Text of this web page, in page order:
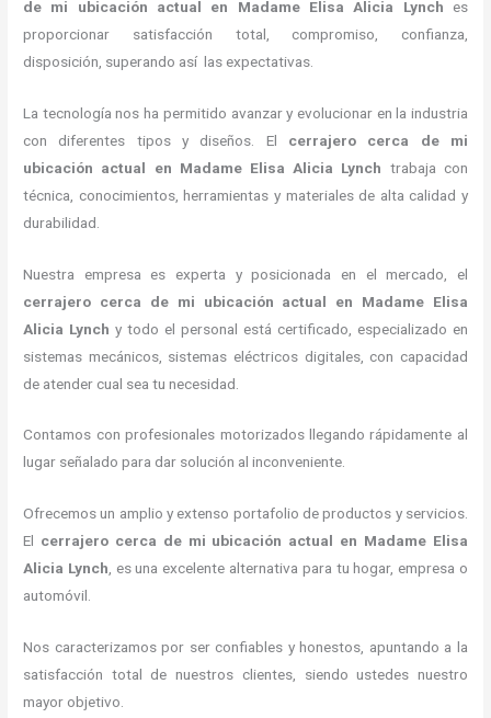
de mi ubicación actual en Madame Elisa Alicia Lynch es
proporcionar satisfacción total, compromiso, confianza,
disposición, superando así las expectativas.
La tecnología nos ha permitido avanzar y evolucionar en la industria
con diferentes tipos y diseños. El cerrajero cerca de mi
ubicación actual en Madame Elisa Alicia Lynch trabaja con
técnica, conocimientos, herramientas y materiales de alta calidad y
durabilidad.
Nuestra empresa es experta y posicionada en el mercado, el
cerrajero cerca de mi ubicación actual en Madame Elisa
Alicia Lynch y todo el personal está certificado, especializado en
sistemas mecánicos, sistemas eléctricos digitales, con capacidad
de atender cual sea tu necesidad.
Contamos con profesionales motorizados llegando rápidamente al
lugar señalado para dar solución al inconveniente.
Ofrecemos un amplio y extenso portafolio de productos y servicios.
El cerrajero cerca de mi ubicación actual en Madame Elisa
Alicia Lynch, es una excelente alternativa para tu hogar, empresa o
automóvil.
Nos caracterizamos por ser confiables y honestos, apuntando a la
satisfacción total de nuestros clientes, siendo ustedes nuestro
mayor objetivo.